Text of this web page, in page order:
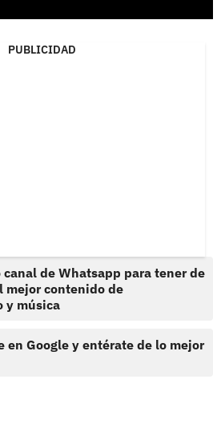
PUBLICIDAD
canal de Whatsapp para tener de
mejor contenido de
y música
en Google y entérate de lo mejor